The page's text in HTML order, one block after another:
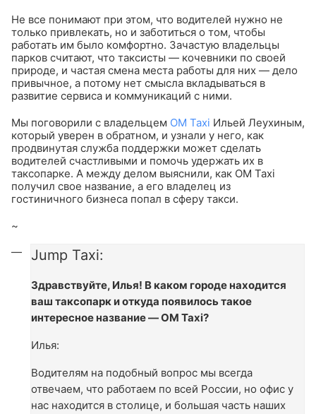
Не все понимают при этом, что водителей нужно не
только привлекать, но и заботиться о том, чтобы
работать им было комфортно. Зачастую владельцы
парков считают, что таксисты — кочевники по своей
природе, и частая смена места работы для них — дело
привычное, а потому нет смысла вкладываться в
развитие сервиса и коммуникаций с ними.
Мы поговорили с владельцем ОМ Taxi Ильей Леухиным,
который уверен в обратном, и узнали у него, как
продвинутая служба поддержки может сделать
водителей счастливыми и помочь удержать их в
таксопарке. А между делом выяснили, как OM Taxi
получил свое название, а его владелец из
гостиничного бизнеса попал в сферу такси.
~
Jump Taxi:
Здравствуйте, Илья! В каком городе находится
ваш таксопарк и откуда появилось такое
интересное название — OM Taxi?
Илья:
Водителям на подобный вопрос мы всегда
отвечаем, что работаем по всей России, но офис у
нас находится в столице, и большая часть наших